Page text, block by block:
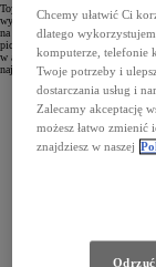
Toyota od wielu lat pracuje nad
wykorzystujący ogniwa paliwowe
na rynku dostępna jest już druga
pick-upa Hilux z tym rodzajem
w autobusach miejskich,
najlżejszego pierwiastka do
Chcemy ułatwić Ci
dlatego
komputerze, telefonie
Twoje potrzeby i
dostarczania usług i
Zalecamy akceptację
możesz łatwo zmienić
znajdziesz w naszej